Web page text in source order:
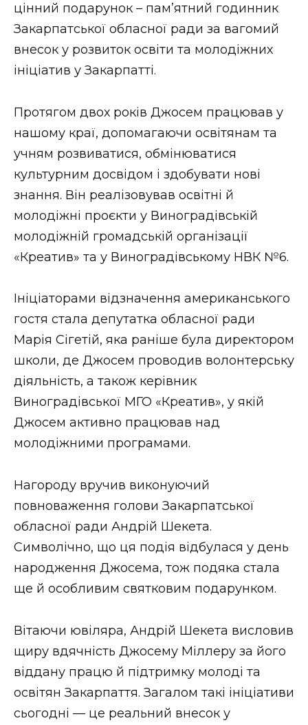
ЗАКАРПАТСЬКІ НОВИНИ
НОВИНИ ЗАХІДНОЇ УКРАЇНИ
ФОТО
ВІДЕО
цінний подарунок – пам’ятний годинник
Закарпатської обласної ради за вагомий
внесок у розвиток освіти та молодіжних
ініціатив у Закарпатті.
Протягом двох років Джосем працював у
нашому краї, допомагаючи освітянам та
учням розвиватися, обмінюватися
культурним досвідом і здобувати нові
знання. Він реалізовував освітні й
молодіжні проєкти у Виноградівській
молодіжній громадській організації
«Креатив» та у Виноградівському НВК №6.
Ініціаторами відзначення американського
гостя стала депутатка обласної ради
Марія Сігетій, яка раніше була директором
школи, де Джосем проводив волонтерську
діяльність, а також керівник
Виноградівської МГО «Креатив», у якій
Джосем активно працював над
молодіжними програмами.
Нагороду вручив виконуючий
повноваження голови Закарпатської
обласної ради Андрій Шекета.
Символічно, що ця подія відбулася у день
народження Джосема, тож подяка стала
ще й особливим святковим подарунком.
Вітаючи ювіляра, Андрій Шекета висловив
щиру вдячність Джосему Міллеру за його
віддану працю й підтримку молоді та
освітян Закарпаття. Загалом такі ініціативи
сьогодні — це реальний внесок у